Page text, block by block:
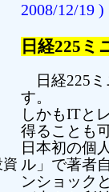
2008/12/19 )
日経225ミ
日経225ミ
す。
しかもITと
得ることも
日本初の個
ル」で著者
ンショック